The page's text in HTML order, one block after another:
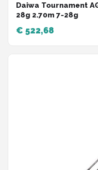
Daiwa Tournament
28g 2.70m 7-28g
€ 522,68